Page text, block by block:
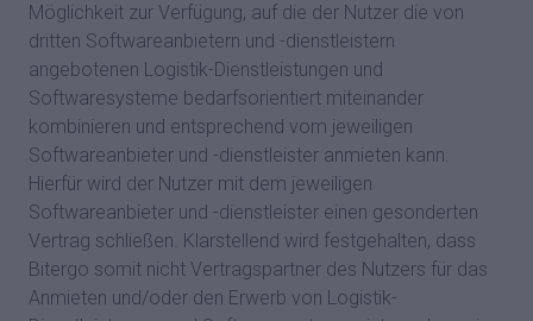
Möglichkeit zur Verfügung, auf die der Nutzer die von
dritten Softwareanbietern und -dienstleistern
angebotenen Logistik-Dienstleistungen und
Softwaresysteme bedarfsorientiert miteinander
kombinieren und entsprechend vom jeweiligen
Softwareanbieter und -dienstleister anmieten kann.
Hierfür wird der Nutzer mit dem jeweiligen
Softwareanbieter und -dienstleister einen gesonderten
Vertrag schließen. Klarstellend wird festgehalten, dass
Bitergo somit nicht Vertragspartner des Nutzers für das
Anmieten und/oder den Erwerb von Logistik-